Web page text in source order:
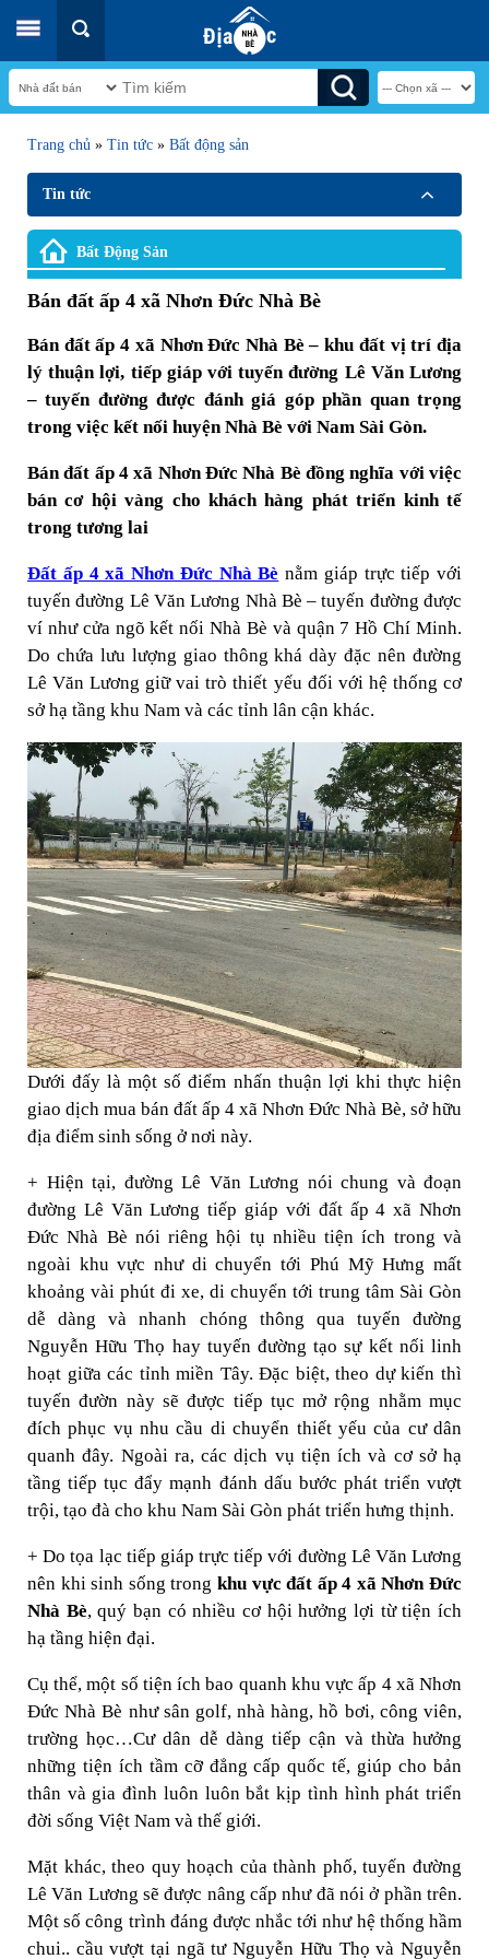
Trang chủ » Tin tức » Bất động sản
Tin tức
Bất Động Sản
Bán đất ấp 4 xã Nhơn Đức Nhà Bè
Bán đất ấp 4 xã Nhơn Đức Nhà Bè – khu đất vị trí địa
lý thuận lợi, tiếp giáp với tuyến đường Lê Văn Lương
– tuyến đường được đánh giá góp phần quan trọng
trong việc kết nối huyện Nhà Bè với Nam Sài Gòn.
Bán đất ấp 4 xã Nhơn Đức Nhà Bè đồng nghĩa với việc
bán cơ hội vàng cho khách hàng phát triển kinh tế
trong tương lai
Đất ấp 4 xã Nhơn Đức Nhà Bè nằm giáp trực tiếp với
tuyến đường Lê Văn Lương Nhà Bè – tuyến đường được
ví như cửa ngõ kết nối Nhà Bè và quận 7 Hồ Chí Minh.
Do chứa lưu lượng giao thông khá dày đặc nên đường
Lê Văn Lương giữ vai trò thiết yếu đối với hệ thống cơ
sở hạ tầng khu Nam và các tỉnh lân cận khác.
Dưới đấy là một số điểm nhấn thuận lợi khi thực hiện
giao dịch mua bán đất ấp 4 xã Nhơn Đức Nhà Bè, sở hữu
địa điểm sinh sống ở nơi này.
+ Hiện tại, đường Lê Văn Lương nói chung và đoạn
đường Lê Văn Lương tiếp giáp với đất ấp 4 xã Nhơn
Đức Nhà Bè nói riêng hội tụ nhiều tiện ích trong và
ngoài khu vực như di chuyển tới Phú Mỹ Hưng mất
khoảng vài phút đi xe, di chuyển tới trung tâm Sài Gòn
dễ dàng và nhanh chóng thông qua tuyến đường
Nguyễn Hữu Thọ hay tuyến đường tạo sự kết nối linh
hoạt giữa các tỉnh miền Tây. Đặc biệt, theo dự kiến thì
tuyến đườn này sẽ được tiếp tục mở rộng nhằm mục
đích phục vụ nhu cầu di chuyển thiết yếu của cư dân
quanh đây. Ngoài ra, các dịch vụ tiện ích và cơ sở hạ
tầng tiếp tục đẩy mạnh đánh dấu bước phát triển vượt
trội, tạo đà cho khu Nam Sài Gòn phát triển hưng thịnh.
+ Do tọa lạc tiếp giáp trực tiếp với đường Lê Văn Lương
nên khi sinh sống trong khu vực đất ấp 4 xã Nhơn Đức
Nhà Bè, quý bạn có nhiều cơ hội hưởng lợi từ tiện ích
hạ tầng hiện đại.
Cụ thể, một số tiện ích bao quanh khu vực ấp 4 xã Nhơn
Đức Nhà Bè như sân golf, nhà hàng, hồ bơi, công viên,
trường học…Cư dân dễ dàng tiếp cận và thừa hưởng
những tiện ích tầm cỡ đẳng cấp quốc tế, giúp cho bản
thân và gia đình luôn luôn bắt kịp tình hình phát triển
đời sống Việt Nam và thế giới.
Mặt khác, theo quy hoạch của thành phố, tuyến đường
Lê Văn Lương sẽ được nâng cấp như đã nói ở phần trên.
Một số công trình đáng được nhắc tới như hệ thống hầm
chui.. cầu vượt tại ngã tư Nguyễn Hữu Thọ và Nguyễn